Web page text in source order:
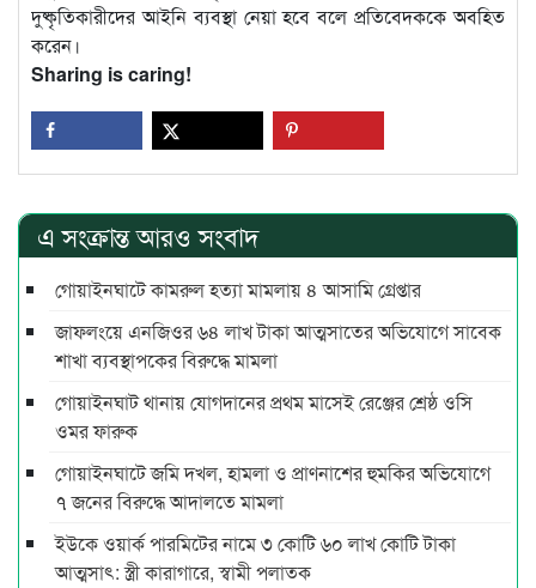
দুষ্কৃতিকারীদের আইনি ব্যবস্থা নেয়া হবে বলে প্রতিবেদককে অবহিত
করেন।
Sharing is caring!
এ সংক্রান্ত আরও সংবাদ
গোয়াইনঘাটে কামরুল হত্যা মামলায় ৪ আসামি গ্রেপ্তার
জাফলংয়ে এনজিওর ৬৪ লাখ টাকা আত্মসাতের অভিযোগে সাবেক
শাখা ব্যবস্থাপকের বিরুদ্ধে মামলা
গোয়াইনঘাট থানায় যোগদানের প্রথম মাসেই রেঞ্জের শ্রেষ্ঠ ওসি
ওমর ফারুক
গোয়াইনঘাটে জমি দখল, হামলা ও প্রাণনাশের হুমকির অভিযোগে
৭ জনের বিরুদ্ধে আদালতে মামলা
ইউকে ওয়ার্ক পারমিটের নামে ৩ কোটি ৬০ লাখ কোটি টাকা
আত্মসাৎ: স্ত্রী কারাগারে, স্বামী পলাতক